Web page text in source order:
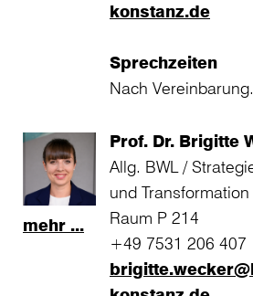
konstanz.de
Sprechzeiten
Nach Vereinbarung.
mehr ...
Prof. Dr. Brigitte
Allg. BWL /
und Transformation
Raum P 214
+49 7531 206 407